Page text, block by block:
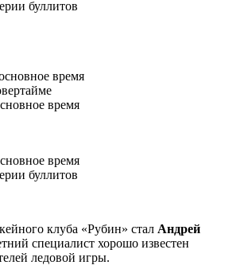
буллитов
время
время
время
буллитов
клуба «Рубин» стал Андрей
специалист хорошо известен
ледовой игры.